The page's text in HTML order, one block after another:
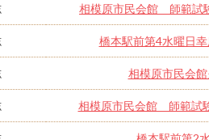
相模原市民会館 師範試
橋本駅前第4水曜日幸
相模原市民会
相模原市民会館 師範試